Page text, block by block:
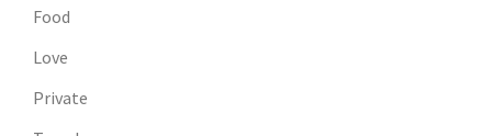
Food
Love
Private